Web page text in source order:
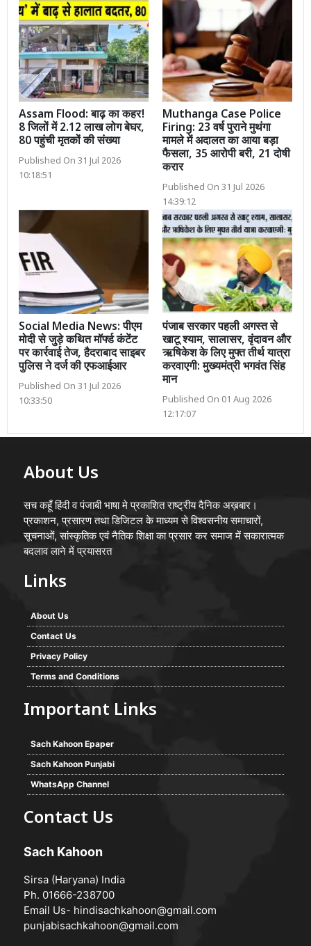
Assam Flood: बाढ़ का कहर!
8 जिलों में 2.12 लाख लोग बेघर,
80 पहुंची मृतकों की संख्या
Published On 31 Jul 2026
10:18:51
Muthanga Case Police
Firing: 23 वर्ष पुराने मुथंगा
मामले में अदालत का आया बड़ा
फैसला, 35 आरोपी बरी, 21 दोषी
करार
Published On 31 Jul 2026
14:39:12
Social Media News: पीएम
मोदी से जुड़े कथित मॉर्फ्ड कंटेंट
पर कार्रवाई तेज, हैदराबाद साइबर
पुलिस ने दर्ज की एफआईआर
Published On 31 Jul 2026
10:33:50
पंजाब सरकार पहली अगस्त से
खाटू श्याम, सालासर, वृंदावन और
ऋषिकेश के लिए मुफ्त तीर्थ यात्रा
करवाएगी: मुख्यमंत्री भगवंत सिंह
मान
Published On 01 Aug 2026
12:17:07
About Us
सच कहूँ हिंदी व पंजाबी भाषा मे प्रकाशित राष्ट्रीय दैनिक अख़बार।
प्रकाशन, प्रसारण तथा डिजिटल के माध्यम से विश्वसनीय समाचारों,
सूचनाओं, सांस्कृतिक एवं नैतिक शिक्षा का प्रसार कर समाज में सकारात्मक
बदलाव लाने में प्रयासरत
Links
About Us
Contact Us
Privacy Policy
Terms and Conditions
Important Links
Sach Kahoon Epaper
Sach Kahoon Punjabi
WhatsApp Channel
Contact Us
Sach Kahoon
Sirsa (Haryana) India
Ph. 01666-238700
Email Us- hindisachkahoon@gmail.com
punjabisachkahoon@gmail.com